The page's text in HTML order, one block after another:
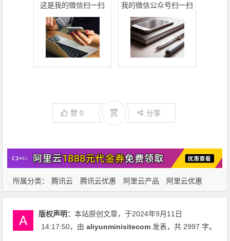
这是我的微信扫一扫
我的微信公众号扫一扫
赞0 赏 分享
所属分类： 腾讯云 腾讯云优惠 阿里云产品
阿里云优惠
版权声明：本站原创文章，于2024年9月11日
14:17:50，由aliyunminisitecom 发表，共 2997 字。